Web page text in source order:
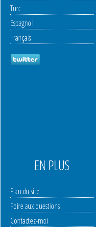
Turc
Espagnol
Français
EN PLUS
Plan du site
Foire aux questions
Contactez-moi